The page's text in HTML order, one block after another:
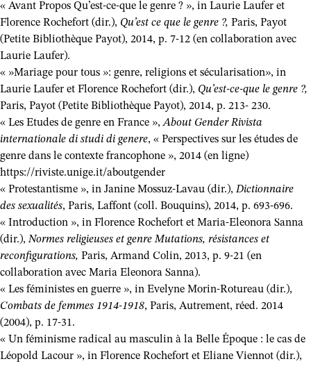
« Avant Propos Qu’est-ce-que le genre ? », in Laurie Laufer et
Florence Rochefort (dir.), Qu’est ce que le genre ?, Paris, Payot
(Petite Bibliothèque Payot), 2014, p. 7-12 (en collaboration avec
Laurie Laufer).
« »Mariage pour tous »: genre, religions et sécularisation», in
Laurie Laufer et Florence Rochefort (dir.), Qu’est-ce-que le genre ?,
Paris, Payot (Petite Bibliothèque Payot), 2014, p. 213- 230.
« Les Etudes de genre en France »,About Gender Rivista
internationale di studi di genere, « Perspectives sur les études de
genre dans le contexte francophone », 2014 (en ligne)
https://riviste.unige.it/aboutgender
« Protestantisme », in Janine Mossuz-Lavau (dir.), Dictionnaire
des sexualités, Paris, Laffont (coll. Bouquins), 2014, p. 693-696.
« Introduction », in Florence Rochefort et Maria-Eleonora Sanna
(dir.),Normes religieuses et genre Mutations, résistances et
reconfigurations, Paris, Armand Colin, 2013, p. 9-21 (en
collaboration avec Maria Eleonora Sanna).
« Les féministes en guerre », in Evelyne Morin-Rotureau (dir.),
Combats de femmes 1914-1918, Paris, Autrement, réed. 2014
(2004), p. 17-31.
« Un féminisme radical au masculin à la Belle Époque : le cas de
Léopold Lacour », in Florence Rochefort et Eliane Viennot (dir.),